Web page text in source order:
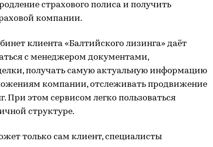
страхового полиса и получить
компании.
клиента «Балтийского лизинга» даёт
с менеджером документами,
получать самую актуальную информацию
компании, отслеживать продвижение
При этом сервисом легко пользоваться
структуре.
только сам клиент, специалисты